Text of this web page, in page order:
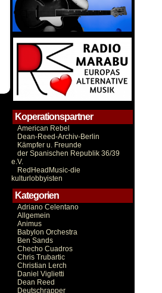
Koperationspartner
American Rebel
Dean-Reed-Archiv-Berlin
Kämpfer u. Freunde
der Spanischen Republik 36/39
e.V.
RedHeadMusic-die
kulturlobbyisten
Kategorien
Adriano Celentano
Allgemein
Animus
Babylon Orchestra
Ben Sands
Checho Cuadros
Chris Trubartic
Christian Lerch
Daniel Viglietti
Dean Reed
Deutschrapper